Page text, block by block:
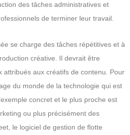
des tâches administratives et
de terminer leur travail.
se charge des tâches répétitives et à
créative. Il devrait être
attribués aux créatifs de contenu. Pour
du monde de la technologie qui est
concret et le plus proche est
ou plus précisément des
le logiciel de gestion de flotte